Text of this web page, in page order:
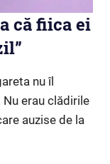
că fiica ei
nu îl
erau clădirile
auzise de la